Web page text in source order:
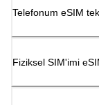
Telefonum eSIM
Fiziksel SIM'imi